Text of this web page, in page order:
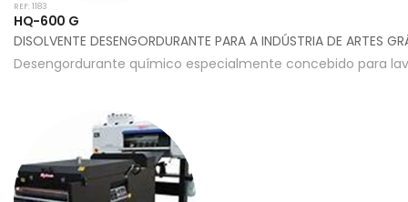
REF: 1183
HQ-600 G
DISOLVENTE DESENGORDURANTE PARA A INDÚSTRIA DE ARTES
Desengordurante químico especialmente concebido para